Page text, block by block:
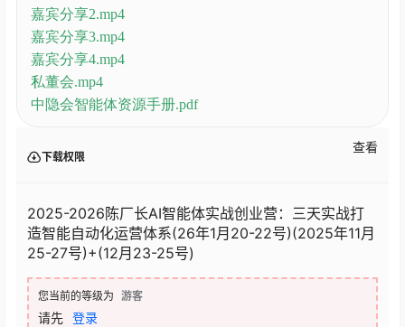
嘉宾分享2.mp4
嘉宾分享3.mp4
嘉宾分享4.mp4
私董会.mp4
中隐会智能体资源手册.pdf
下载权限
查看
2025-2026陈厂长AI智能体实战创业营：三天实战打
造智能自动化运营体系(26年1月20-22号)(2025年11月
25-27号)+(12月23-25号)
您当前的等级为 游客
请先 登录